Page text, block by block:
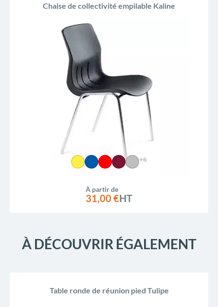
Chaise de collectivité empilable Kaline
+6
À partir de
31,00 €HT
À DÉCOUVRIR ÉGALEMENT
Table ronde de réunion pied Tulipe